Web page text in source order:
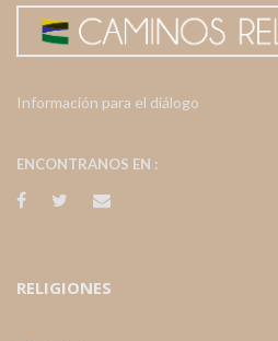
Información para el diálogo
ENCONTRANOS EN :
RELIGIONES